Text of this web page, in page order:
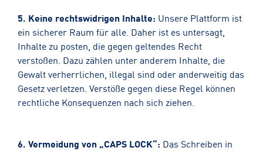
5. Keine rechtswidrigen Inhalte: Unsere Plattform ist
ein sicherer Raum für alle. Daher ist es untersagt,
Inhalte zu posten, die gegen geltendes Recht
verstoßen. Dazu zählen unter anderem Inhalte, die
Gewalt verherrlichen, illegal sind oder anderweitig das
Gesetz verletzen. Verstöße gegen diese Regel können
rechtliche Konsequenzen nach sich ziehen.
6. Vermeidung von „CAPS LOCK“: Das Schreiben in